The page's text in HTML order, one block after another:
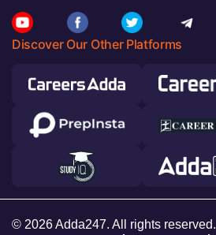
Discover Our Other Platforms
© 2026 Adda247. All rights reserved.